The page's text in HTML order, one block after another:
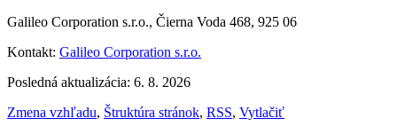
Galileo Corporation s.r.o., Čierna Voda 468, 925 06
Kontakt: Galileo Corporation s.r.o.
Posledná aktualizácia: 6. 8. 2026
Zmena vzhľadu, Štruktúra stránok, RSS, Vytlačiť